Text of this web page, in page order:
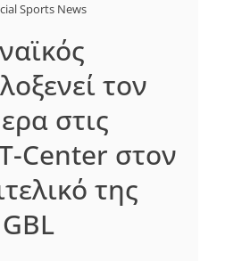
Sports News
τον
στις
Center στον
της